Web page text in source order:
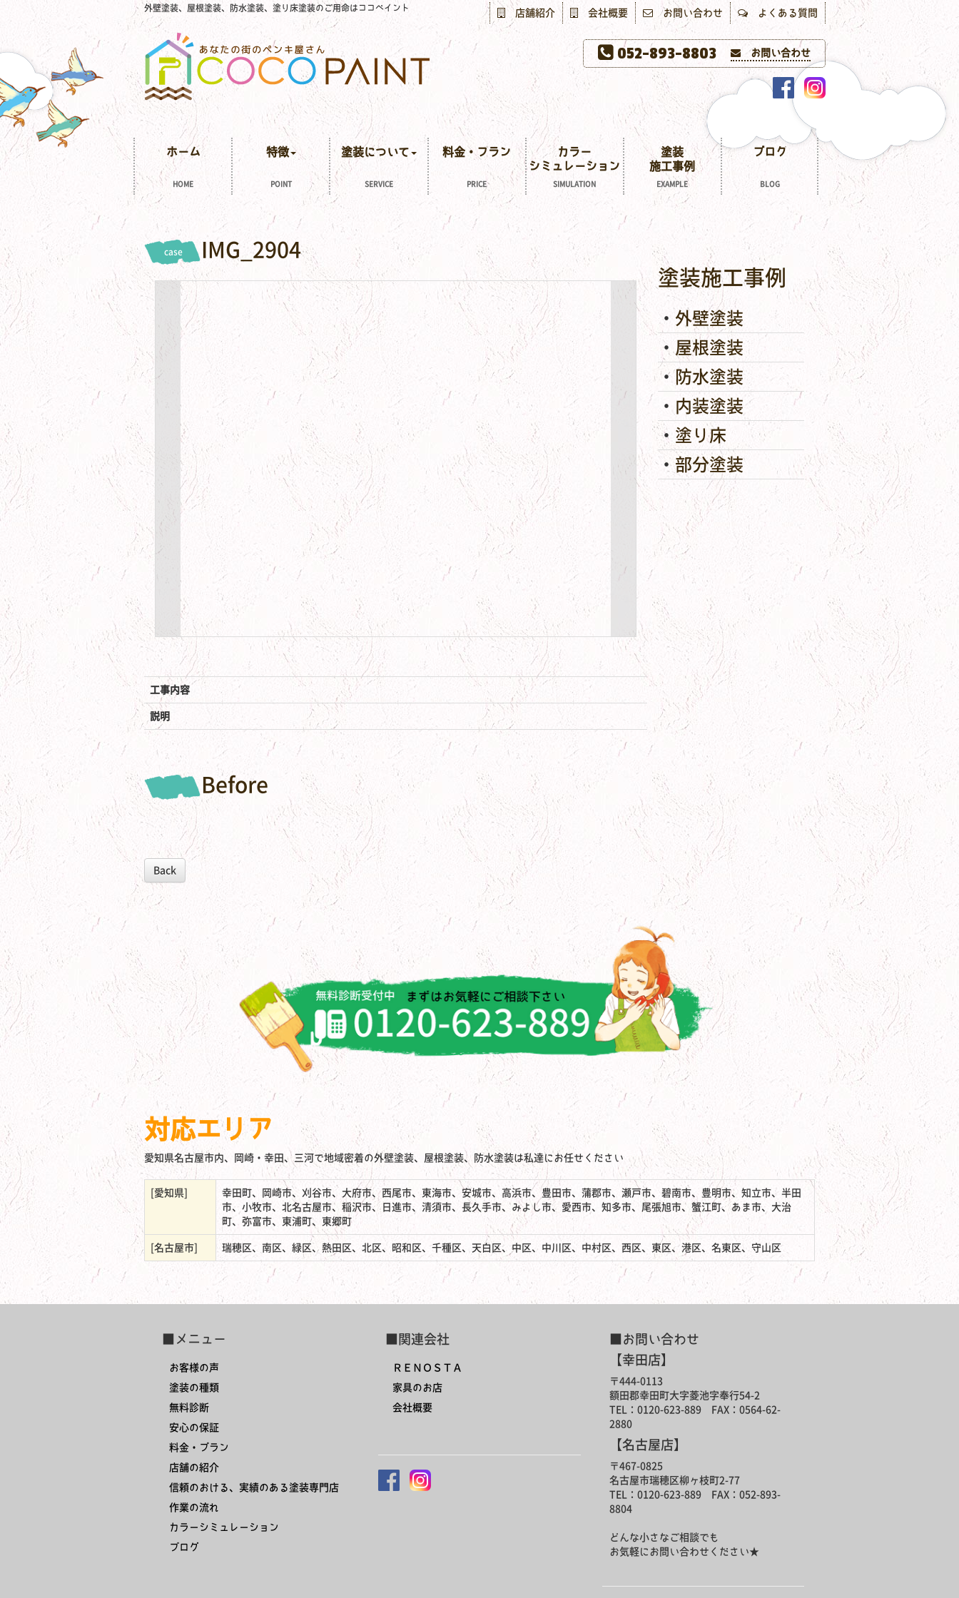
外壁塗装、屋根塗装、防水塗装、塗り床塗装のご用命はココペイント 店舗紹介 会社概要 お問い合わせ よくある質問
052-893-8803 お問い合わせ
HOME
ホーム
POINT
特徴
SERVICE
塗装について
PRICE
料金・プラン
SIMULATION
カラー
シミュレーション
EXAMPLE
塗装
施工事例
BLOG
ブログ
case IMG_2904
工事内容
説明
Before
Back
塗装施工事例
外壁塗装
屋根塗装
防水塗装
内装塗装
塗り床
部分塗装
対応エリア
愛知県名古屋市内、岡崎・幸田、三河で地域密着の外壁塗装、屋根塗装、防水塗装は私達にお任せください
[愛知県]
幸田町、岡崎市、刈谷市、大府市、西尾市、東海市、安城市、高浜市、豊田市、蒲郡市、瀬戸市、碧南市、豊明市、知立市、半田
市、小牧市、北名古屋市、稲沢市、日進市、清須市、長久手市、みよし市、愛西市、知多市、尾張旭市、蟹江町、あま市、大治
町、弥富市、東浦町、東郷町
[名古屋市] 瑞穂区、南区、緑区、熱田区、北区、昭和区、千種区、天白区、中区、中川区、中村区、西区、東区、港区、名東区、守山区
■メニュー
お客様の声
塗装の種類
無料診断
安心の保証
料金・プラン
店舗の紹介
信頼のおける、実績のある塗装専門店
作業の流れ
カラーシミュレーション
ブログ
■関連会社
ＲＥＮＯＳＴＡ
家具のお店
会社概要
■お問い合わせ
【幸田店】
〒444-0113
額田郡幸田町大字菱池字奉行54-2
TEL：0120-623-889 FAX：0564-62-
2880
【名古屋店】
〒467-0825
名古屋市瑞穂区柳ヶ枝町2-77
TEL：0120-623-889 FAX：052-893-
8804
どんな小さなご相談でも
お気軽にお問い合わせください★